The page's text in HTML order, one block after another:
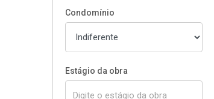
Condomínio
Estágio da obra